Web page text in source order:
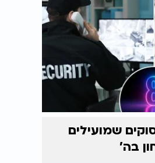
כלל: 8 פסוקים שמועילים
בה'